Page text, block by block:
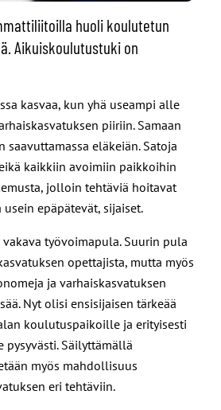
huoli koulutetun
Aikuiskoulutustuki on
kasvaa, kun yhä useampi alle
piiriin. Samaan
eläkeiän. Satoja
kaikkiin avoimiin paikkoihin
jolloin tehtäviä hoitavat
epäpätevät, sijaiset.
työvoimapula. Suurin pula
opettajista, mutta myös
ja varhaiskasvatuksen
Nyt olisi ensisijaisen tärkeää
koulutuspaikoille ja erityisesti
Säilyttämällä
myös mahdollisuus
eri tehtäviin.